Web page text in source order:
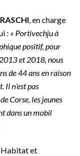
, en charge
: « Portivechju à
positif, pour
et 2018, nous
de 44 ans en raison
Il n’est pas
Corse, les jeunes
dans un mobil
Habitat et